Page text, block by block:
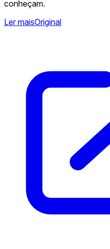
conheçam.
Ler maisOriginal